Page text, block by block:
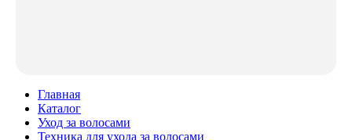
Главная
Каталог
Уход за волосами
Техника для ухода за волосами